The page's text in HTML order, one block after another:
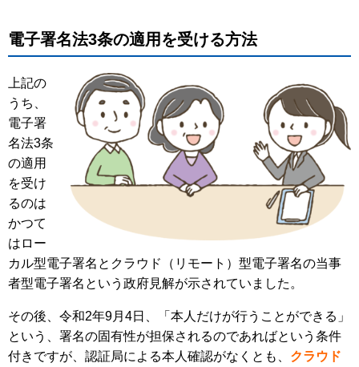
電子署名法3条の適用を受ける方法
上記の
うち、
電子署
名法3条
の適用
を受け
るのは
かつて
はロー
カル型電子署名とクラウド（リモート）型電子署名の当事
者型電子署名という政府見解が示されていました。
その後、令和2年9月4日、「本人だけが行うことができる」
という、署名の固有性が担保されるのであればという条件
付きですが、認証局による本人確認がなくとも、 クラウド